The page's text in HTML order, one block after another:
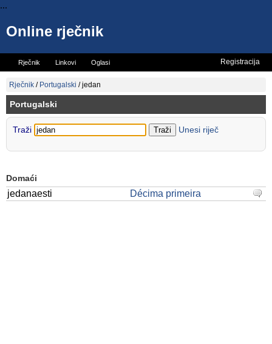
...
Online rječnik
Rječnik Linkovi Oglasi
Vicevi
Registracija
Rječnik / Portugalski /jedan
Portugalski
Traži Unesi riječ
Domaći
jedanaesti Décima primeira